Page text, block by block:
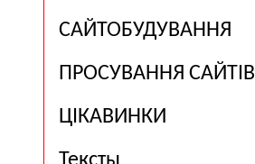
САЙТОБУДУВАННЯ
ПРОСУВАННЯ САЙТІВ
ЦІКАВИНКИ